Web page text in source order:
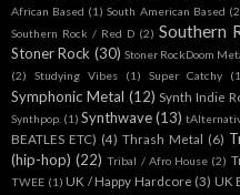
African Based (1) South American Based
Southern Rock / Red D (2) Southern
Stoner Rock (30) Stoner RockDoom
(2)
Studying Vibes (1) Super Catchy
Symphonic Metal (12) Synth Indie
Synthpop. (1) Synthwave (13)
BEATLES ETC) (4) Thrash Metal (6)
(hip-hop) (22) Tribal / Afro House (2)
TWEE (1) UK / Happy Hardcore (3) UK